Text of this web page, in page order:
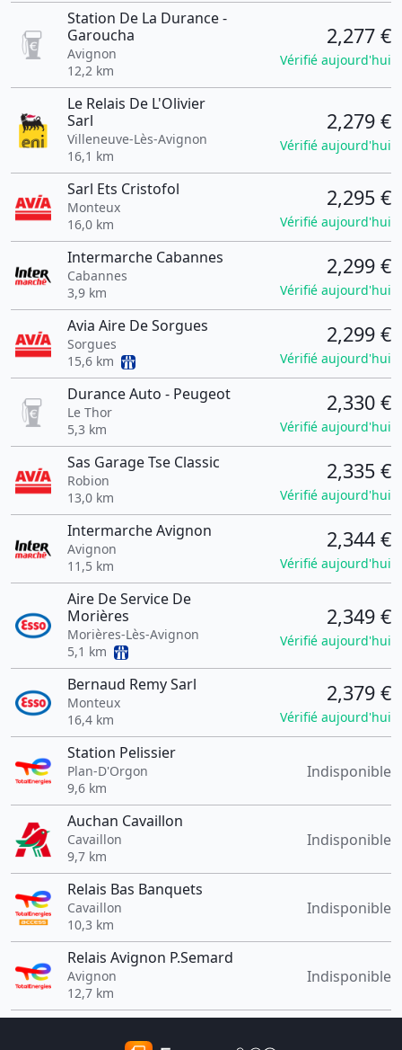
Station De La Durance -
Garoucha
Avignon
12,2 km
2,277 €
Vérifié aujourd'hui
Le Relais De L'Olivier
Sarl
Villeneuve-Lès-Avignon
16,1 km
2,279 €
Vérifié aujourd'hui
Sarl Ets Cristofol
Monteux
16,0 km
2,295 €
Vérifié aujourd'hui
Intermarche Cabannes
Cabannes
3,9 km
2,299 €
Vérifié aujourd'hui
Avia Aire De Sorgues
Sorgues
15,6 km
2,299 €
Vérifié aujourd'hui
Durance Auto - Peugeot
Le Thor
5,3 km
2,330 €
Vérifié aujourd'hui
Sas Garage Tse Classic
Robion
13,0 km
2,335 €
Vérifié aujourd'hui
Intermarche Avignon
Avignon
11,5 km
2,344 €
Vérifié aujourd'hui
Aire De Service De
Morières
Morières-Lès-Avignon
5,1 km
2,349 €
Vérifié aujourd'hui
Bernaud Remy Sarl
Monteux
16,4 km
2,379 €
Vérifié aujourd'hui
Station Pelissier
Plan-D'Orgon
9,6 km
Indisponible
Auchan Cavaillon
Cavaillon
9,7 km
Indisponible
Relais Bas Banquets
Cavaillon
10,3 km
Indisponible
Relais Avignon P.Semard
Avignon
12,7 km
Indisponible